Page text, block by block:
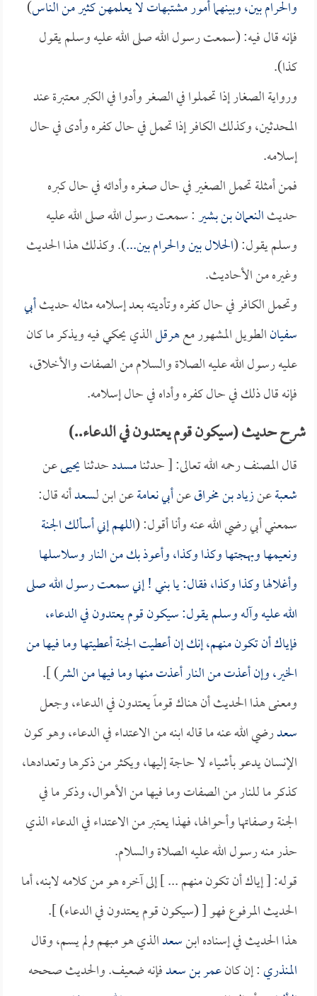
والحرام بين، وبينهما أمور مشتبهات لا يعلمهن كثير من الناس)
فإنه قال فيه: (سمعت رسول الله صلى الله عليه وسلم يقول
كذا).
ورواية الصغار إذا تحملوا في الصغر وأدوا في الكبر معتبرة عند
المحدثين، وكذلك الكافر إذا تحمل في حال كفره وأدى في حال
إسلامه.
فمن أمثلة تحمل الصغير في حال صغره وأدائه في حال كبره
حديثالنعمان بن بشير: سمعت رسول الله صلى الله عليه
وسلم يقول: (الحلال بين والحرام بين...). وكذلك هذا الحديث
وغيره من الأحاديث.
وتحمل الكافر في حال كفره وتأديته بعد إسلامه مثاله حديثأبي
سفيانالطويل المشهور معهرقلالذي يحكي فيه ويذكر ما كان
عليه رسول الله عليه الصلاة والسلام من الصفات والأخلاق،
فإنه قال ذلك في حال كفره وأداه في حال إسلامه.
شرح حديث (سيكون قوم يعتدون في الدعاء..)
قال المصنف رحمه الله تعالى: [ حدثنامسددحدثنايحيىعن
شعبةعنزياد بن مخراقعنأبي نعامةعن ابن لـسعدأنه قال:
سمعني أبي رضي الله عنه وأنا أقول: (اللهم إني أسألك الجنة
ونعيمها وبهجتها وكذا وكذا، وأعوذ بك من النار وسلاسلها
وأغلالها وكذا وكذا، فقال: يا بني ! إني سمعت رسول الله صلى
الله عليه وآله وسلم يقول: سيكون قوم يعتدون في الدعاء،
فإياك أن تكون منهم، إنك إن أعطيت الجنة أعطيتها وما فيها من
الخير، وإن أعذت من النار أعذت منها وما فيها من الشر) ].
ومعنى هذا الحديث أن هناك قوماً يعتدون في الدعاء، وجعل
سعدرضي الله عنه ما قاله ابنه من الاعتداء في الدعاء، وهو كون
الإنسان يدعو بأشياء لا حاجة إليها، ويكثر من ذكرها وتعدادها،
كذكر ما للنار من الصفات وما فيها من الأهوال، وذكر ما في
الجنة وصفاتها وأحوالها، فهذا يعتبر من الاعتداء في الدعاء الذي
حذر منه رسول الله عليه الصلاة والسلام.
قوله: [ إياك أن تكون منهم ... ] إلى آخره هو من كلامه لابنه، أما
الحديث المرفوع فهو [ (سيكون قوم يعتدون في الدعاء) ].
هذا الحديث في إسناده ابنسعدالذي هو مبهم ولم يسم، وقال
المنذري: إن كانعمر بن سعدفإنه ضعيف. والحديث صححه